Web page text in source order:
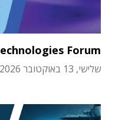
Forum
שלישי, 13 באוקטובר 2026